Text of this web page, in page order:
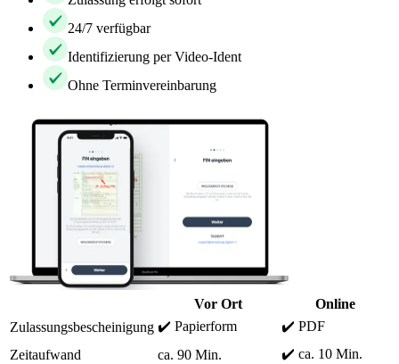
24/7 verfügbar
Identifizierung per Video-Ident
Ohne Terminvereinbarung
Vor Ort
Online
Zulassungsbescheinigung ✔️ Papierform
✔️ PDF
Zeitaufwand
ca. 90 Min.
✔️ ca. 10 Min.